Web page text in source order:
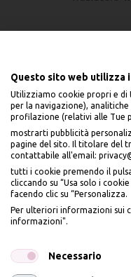
Accettiamo
Seguici sui social
Questo sito web utilizza
Utilizziamo cookie propri e di
per la navigazione),
profilazione (relativi alle Tue
mostrarti pubblicità
pagine del sito. Il titolare del
contattabile all'email:
tutti i cookie premendo il
cliccando su “Usa solo i
facendo clic su “Personalizza.
Per ulteriori informazioni sui
informazioni".
Necessario
BENVENUTO
PIÙME
IL10% DI